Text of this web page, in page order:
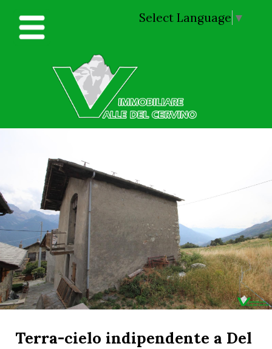
Select Language ▼
Terra-cielo indipendente a Del